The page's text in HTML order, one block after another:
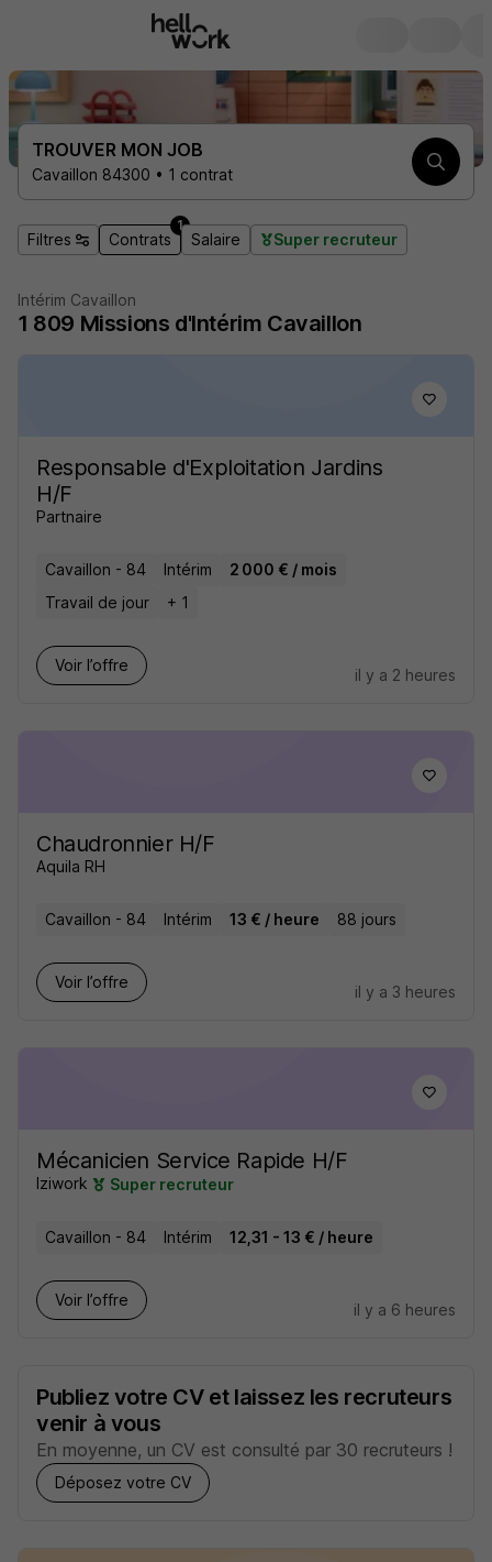
TROUVER MON JOB
Cavaillon 84300 • 1 contrat
Filtres Contrats
1
Salaire Super recruteur
Intérim Cavaillon
1 809 Missions d'Intérim Cavaillon
Responsable d'Exploitation Jardins
H/F
Partnaire
Cavaillon - 84 Intérim
2 000 € / mois
Travail de jour
+ 1
Voir l’offre
il y a 2 heures
Chaudronnier H/F
Aquila RH
Cavaillon - 84 Intérim 13 € / heure 88 jours
Voir l’offre
il y a 3 heures
Mécanicien Service Rapide H/F
Iziwork Super recruteur
Cavaillon - 84 Intérim 12,31 - 13 € / heure
Voir l’offre
il y a 6 heures
Publiez votre CV et laissez les recruteurs
venir à vous
En moyenne, un CV est consulté par 30 recruteurs !
Déposez votre CV